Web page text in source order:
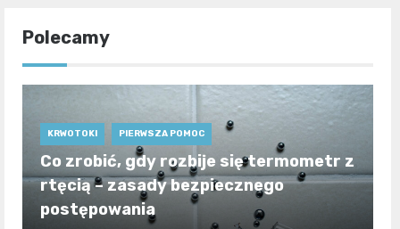
Polecamy
KRWOTOKI PIERWSZA POMOC
Co zrobić, gdy rozbije się termometr z
rtęcią – zasady bezpiecznego
postępowania